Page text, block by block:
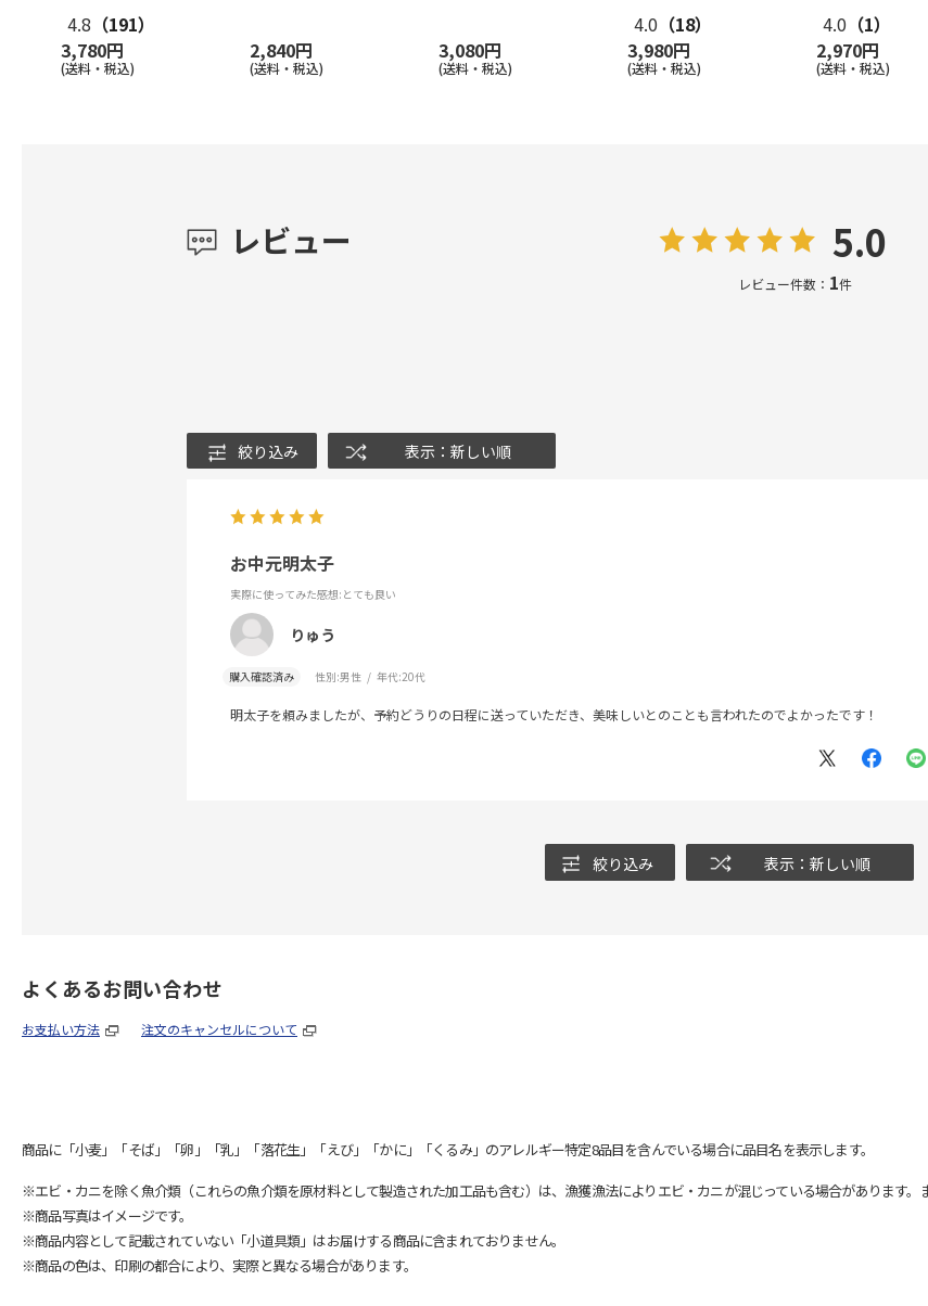
4.8 （191）
3,780円
(送料・税込)
2,840円
(送料・税込)
3,080円
(送料・税込)
4.0 （18）
3,980円
(送料・税込)
4.0 （1）
2,970円
(送料・税込)
レビュー 5.0
レビュー件数： 1件
絞り込み 表示：新しい順
お中元明太子
実際に使ってみた感想:とても良い
りゅう
購入確認済み 性別:男性 年代:20代
明太子を頼みましたが、予約どうりの日程に送っていただき、美味しいとのことも言われたのでよかったです！
絞り込み 表示：新しい順
よくあるお問い合わせ
お支払い方法 注文のキャンセルについて
商品に「小麦」「そば」「卵」「乳」「落花生」「えび」「かに」「くるみ」のアレルギー特定8品目を含んでいる場合に品目名を表示します。
※エビ・カニを除く魚介類（これらの魚介類を原材料として製造された加工品も含む）は、漁獲漁法によりエビ・カニが混じっている場合があります。
※商品写真はイメージです。
※商品内容として記載されていない「小道具類」はお届けする商品に含まれておりません。
※商品の色は、印刷の都合により、実際と異なる場合があります。